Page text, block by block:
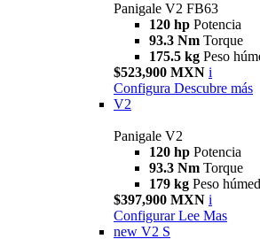
Panigale V2 FB63
120 hp Potencia
93.3 Nm Torque
175.5 kg Peso
$523,900 MXN i
Configura Descubre más
V2
Panigale V2
120 hp Potencia
93.3 Nm Torque
179 kg Peso
$397,900 MXN i
Configurar Lee Mas
new V2 S